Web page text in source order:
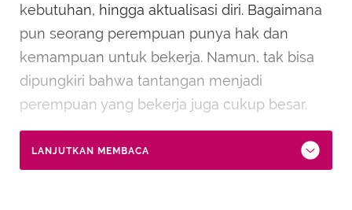
kebutuhan, hingga aktualisasi diri. Bagaimana
pun seorang perempuan punya hak dan
kemampuan untuk bekerja. Namun, tak bisa
dipungkiri bahwa tantangan menjadi
perempuan yang bekerja juga cukup besar.
LANJUTKAN MEMBACA